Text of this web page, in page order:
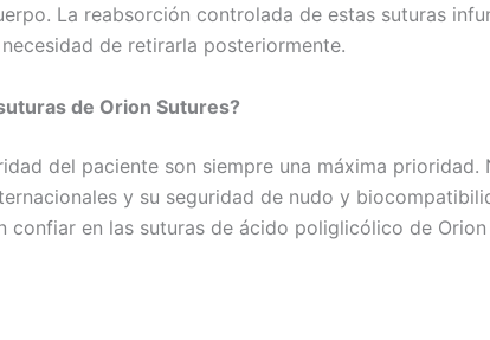
La reabsorción controlada de estas suturas
de retirarla posteriormente.
de Orion Sutures?
del paciente son siempre una máxima
y su seguridad de nudo y
en las suturas de ácido poliglicólico de